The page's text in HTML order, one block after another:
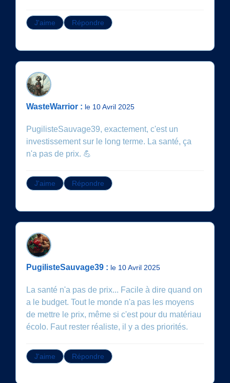
J'aime Répondre
WasteWarrior : le 10 Avril 2025
PugilisteSauvage39, exactement, c'est un
investissement sur le long terme. La santé, ça
n'a pas de prix. 💪
J'aime Répondre
PugilisteSauvage39 : le 10 Avril 2025
La santé n'a pas de prix... Facile à dire quand on
a le budget. Tout le monde n'a pas les moyens
de mettre le prix, même si c'est pour du matériau
écolo. Faut rester réaliste, il y a des priorités.
J'aime Répondre